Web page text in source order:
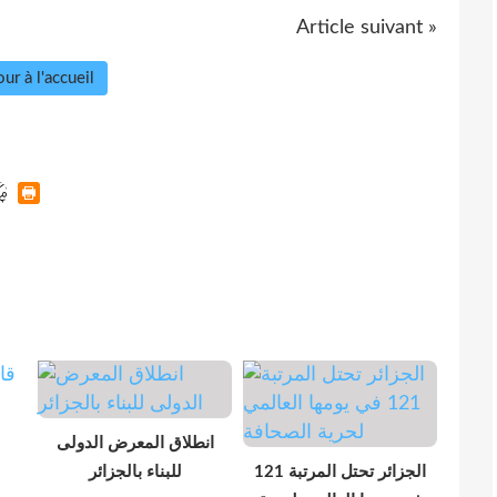
Article suivant »
à l'accueil
انطلاق المعرض الدولى
للبناء بالجزائر
الجزائر تحتل المرتبة 121